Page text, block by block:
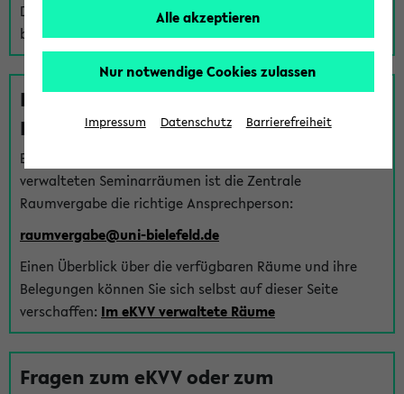
Detailseite zum Teilnahmemanagement der
betreffenden Veranstaltung.
Fragen zu im eKVV verwalteten
Räumen
Bei Fragen zur Vergabe von Hörsälen und vom eKVV
verwalteten Seminarräumen ist die Zentrale
Raumvergabe die richtige Ansprechperson:
raumvergabe@uni-bielefeld.de
Einen Überblick über die verfügbaren Räume und ihre
Belegungen können Sie sich selbst auf dieser Seite
verschaffen: Im eKVV verwaltete Räume
Fragen zum eKVV oder zum
Alle akzeptieren
Nur notwendige Cookies zulassen
Impressum Datenschutz Barrierefreiheit